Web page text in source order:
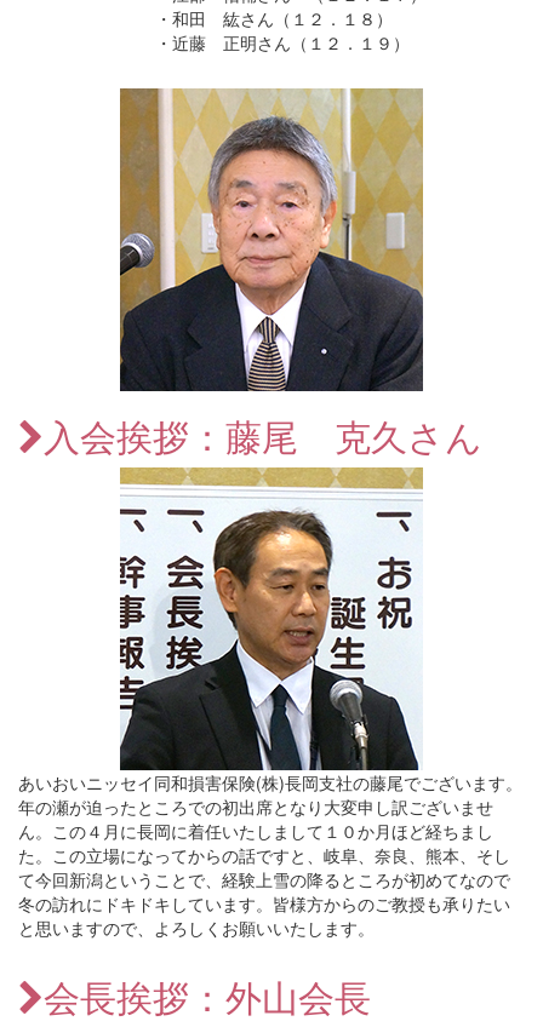
・和田 紘さん（１２．１８）
・近藤 正明さん（１２．１９）
入会挨拶：藤尾 克久さん
あいおいニッセイ同和損害保険(株)長岡支社の藤尾でございます。
年の瀬が迫ったところでの初出席となり大変申し訳ございませ
ん。この４月に長岡に着任いたしまして１０か月ほど経ちまし
た。この立場になってからの話ですと、岐阜、奈良、熊本、そし
て今回新潟ということで、経験上雪の降るところが初めてなので
冬の訪れにドキドキしています。皆様方からのご教授も承りたい
と思いますので、よろしくお願いいたします。
会長挨拶：外山会長